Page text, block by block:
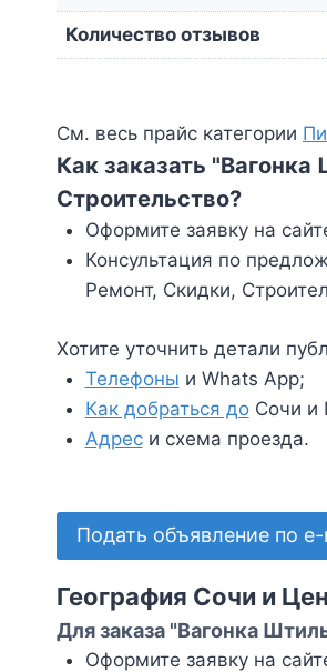
Количество отзывов
См. весь прайс категории
Как заказать
Строительство?
Оформите заявку на
Консультация по
Ремонт, Скидки,
Хотите уточнить детали
Телефоны и Whats App;
Как добраться доСочи и
Адреси схема проезда.
Подать объявление по e-
География Сочи и
Для заказа "Вагонка
Оформите заявку на